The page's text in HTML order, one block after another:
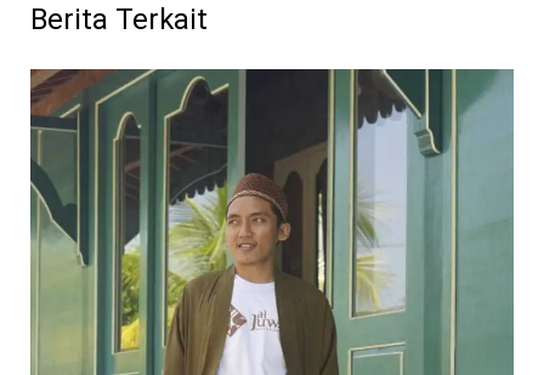
Berita Terkait